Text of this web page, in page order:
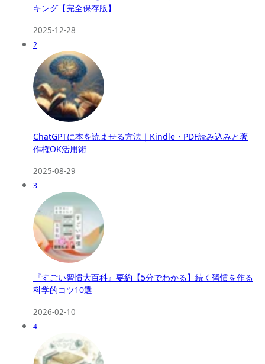
キング【完全保存版】
2025-12-28
2
ChatGPTに本を読ませる方法｜Kindle・PDF読み込みと著
作権OK活用術
2025-08-29
3
『すごい習慣大百科』要約【5分でわかる】続く習慣を作る
科学的コツ10選
2026-02-10
4